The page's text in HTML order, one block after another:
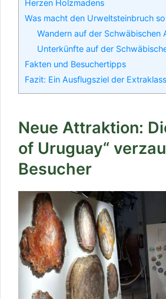
Herzen Holzmadens
Was macht den Urweltsteinbruch
Wandern auf der Schwäbischen
Unterkünfte auf der
Fakten und Besuchertipps
Fazit: Ein Ausflugsziel der
Neue Attraktion:
of Uruguay“
Besucher